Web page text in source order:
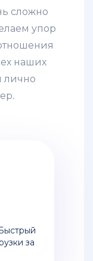
сложно
упор
наших
лично
за